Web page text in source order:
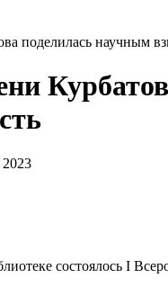
поделилась научным
состоялось I